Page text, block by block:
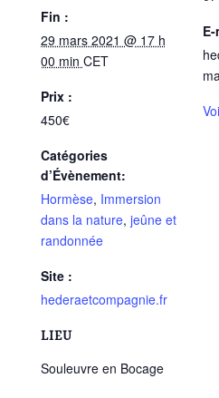
Fin :
29 mars 2021 @ 17 h
00 min CET
Prix :
450€
Catégories
d’Évènement:
Hormèse, Immersion
dans la nature, jeûne et
randonnée
Site :
hederaetcompagnie.fr
LIEU
Souleuvre en Bocage